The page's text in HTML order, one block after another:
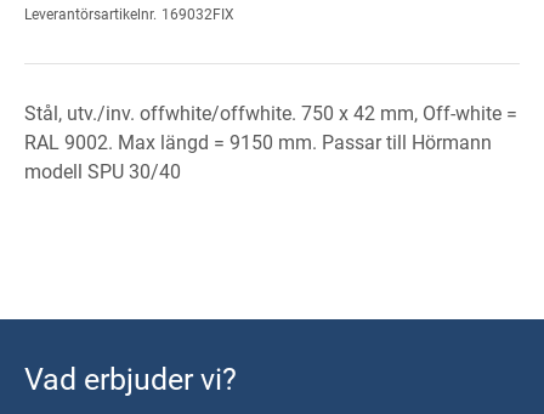
Leverantörsartikelnr. 169032FIX
Stål, utv./inv. offwhite/offwhite. 750 x 42 mm, Off-white =
RAL 9002. Max längd = 9150 mm. Passar till Hörmann
modell SPU 30/40
Vad erbjuder vi?